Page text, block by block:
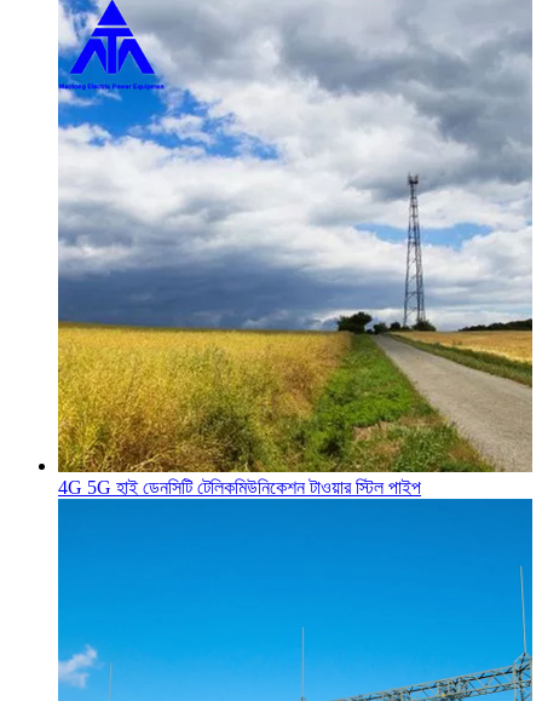
4G 5G হাই ডেনসিটি টেলিকমিউনিকেশন টাওয়ার স্টিল পাইপ